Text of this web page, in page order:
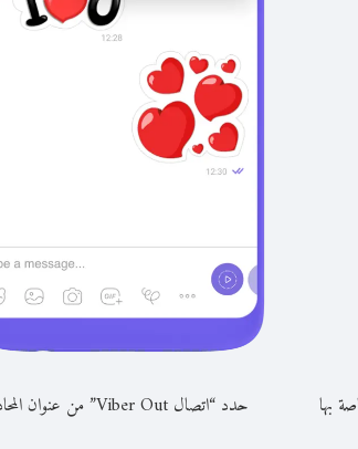
بها حدد “اتصال Viber Out” من عنوان المحادثة